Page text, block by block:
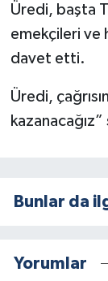
Üredi, başta
emekçileri ve
davet etti.
Üredi,
Bunlar da
Yorumlar